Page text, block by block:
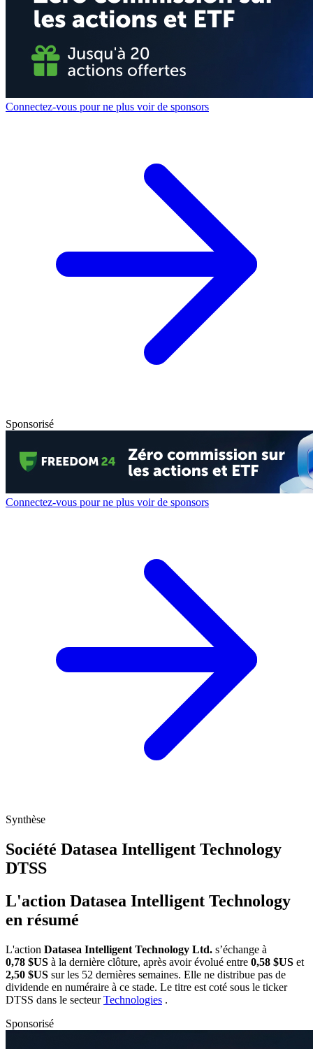
Connectez-vous pour ne plus voir de sponsors
Sponsorisé
Connectez-vous pour ne plus voir de sponsors
Synthèse
Société Datasea Intelligent Technology
DTSS
L'action Datasea Intelligent Technology
en résumé
L'action Datasea Intelligent Technology Ltd. s’échange à
0,78 $US à la dernière clôture, après avoir évolué entre 0,58 $US et
2,50 $US sur les 52 dernières semaines. Elle ne distribue pas de
dividende en numéraire à ce stade. Le titre est coté sous le ticker
DTSS dans le secteurTechnologies .
Sponsorisé